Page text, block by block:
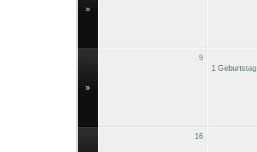
»
»
9
1 Geburtstag
16